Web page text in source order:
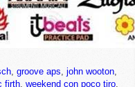
, groove aps, john wooton,
firth, weekend con poco tiro,